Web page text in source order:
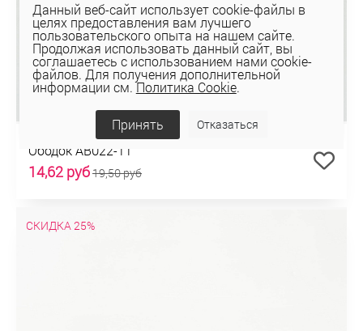
Ободок AB022-11
14,62 руб19,50 руб
СКИДКА 25%
Данный веб-сайт использует cookie-файлы в
целях предоставления вам лучшего
пользовательского опыта на нашем сайте.
Продолжая использовать данный сайт, вы
соглашаетесь с использованием нами cookie-
файлов. Для получения дополнительной
информации см.Политика Cookie.
Принять Отказаться